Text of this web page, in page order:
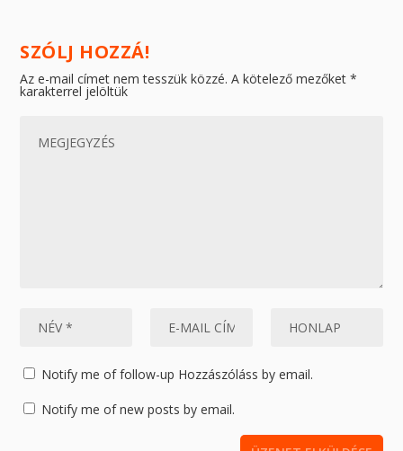
SZÓLJ HOZZÁ!
Az e-mail címet nem tesszük közzé. A kötelező mezőket*
karakterrel jelöltük
Notify me of follow-up Hozzászóláss by email.
Notify me of new posts by email.